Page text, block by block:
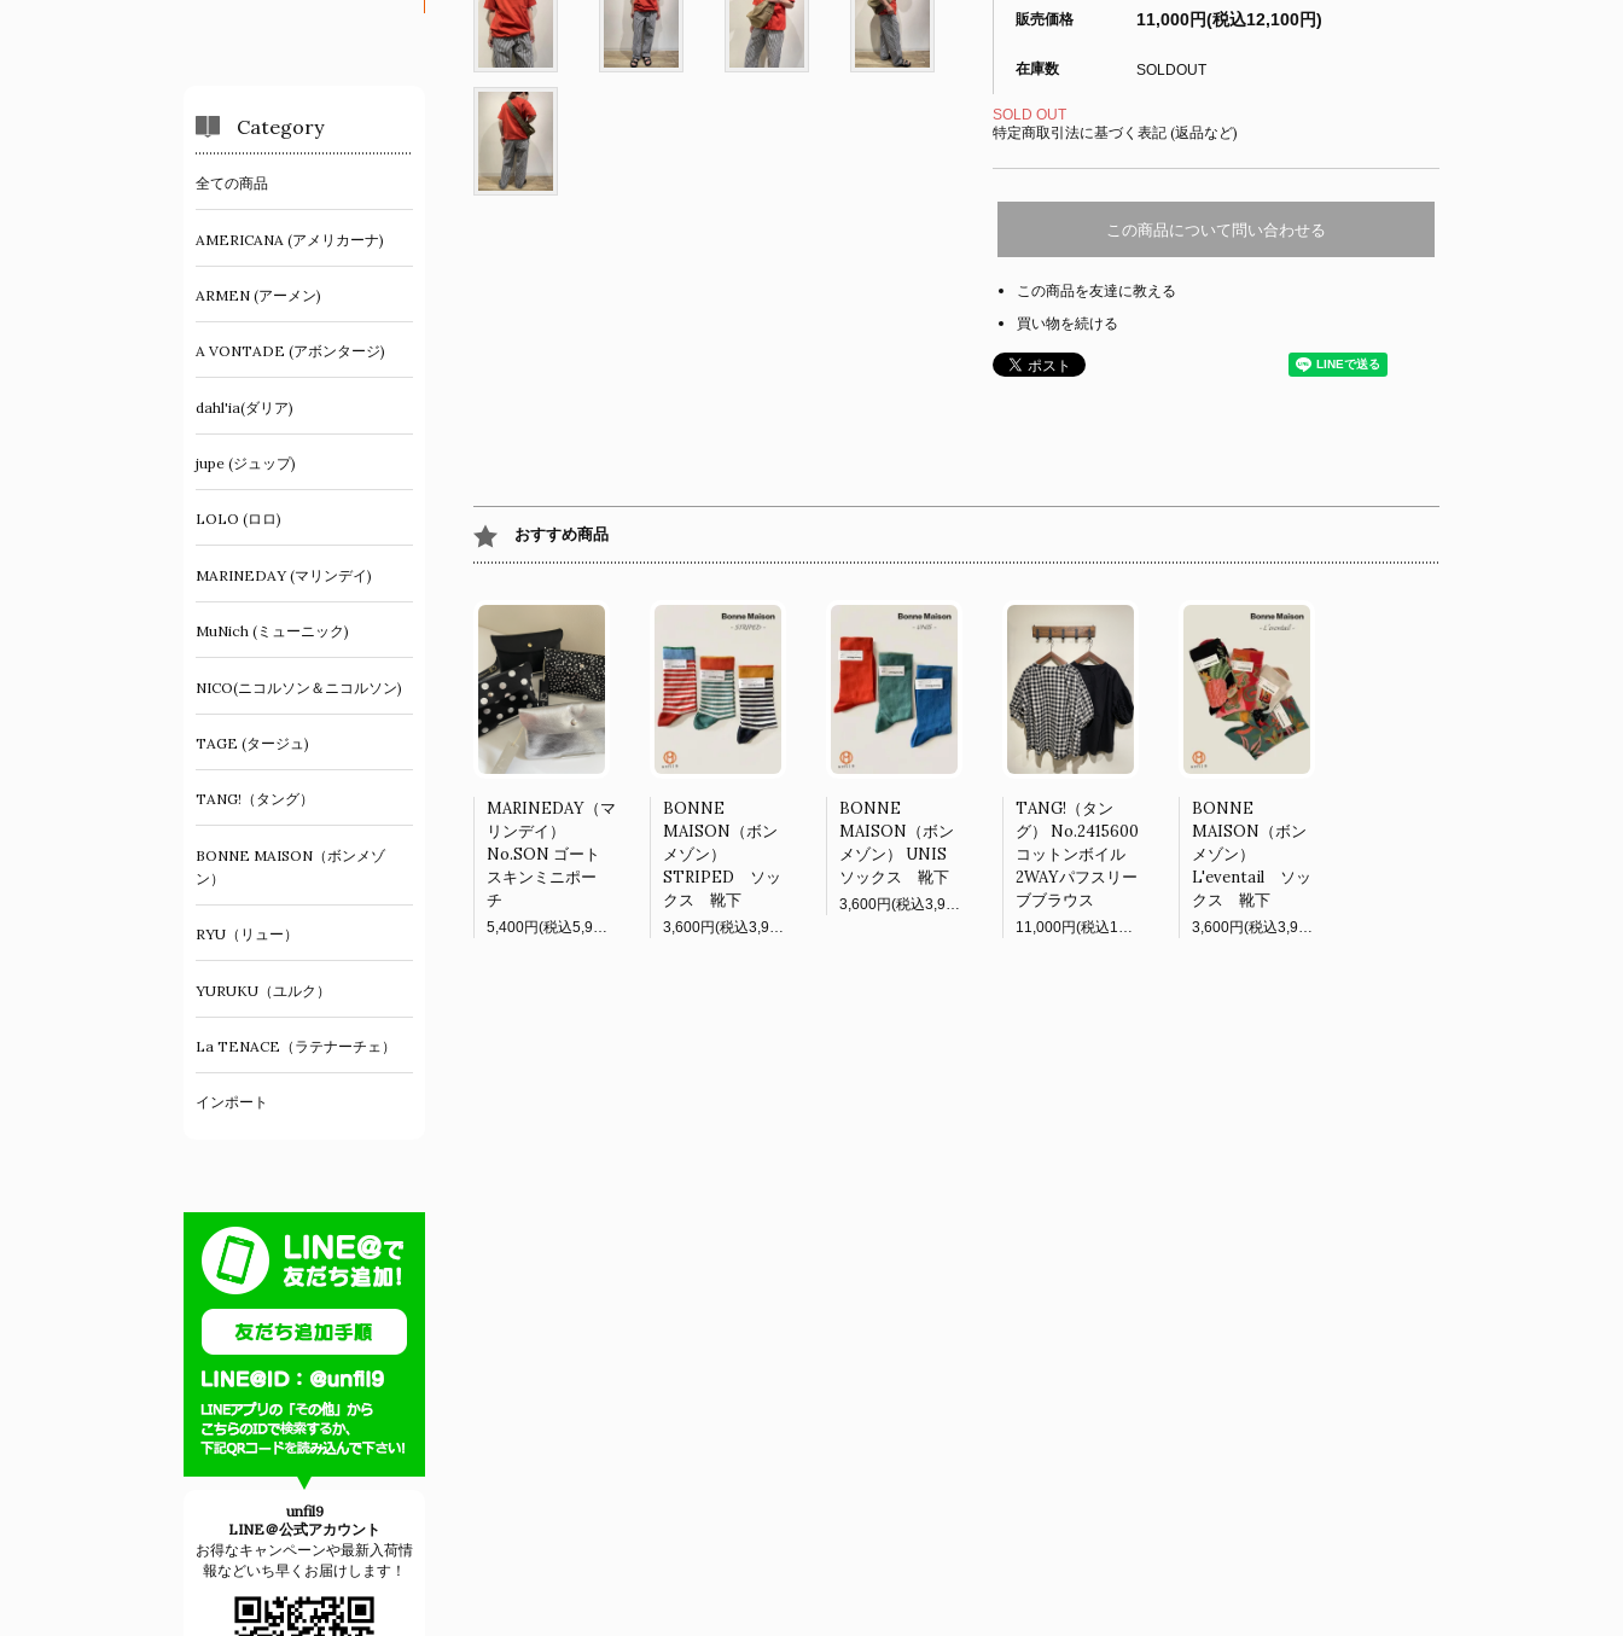
販売価格 11,000円(税込12,100円)
在庫数 SOLDOUT
SOLD OUT
特定商取引法に基づく表記 (返品など)
この商品について問い合わせる
この商品を友達に教える
買い物を続ける
おすすめ商品
MARINEDAY（マ
リンデイ）
No.SON ゴート
スキンミニポー
チ
5,400円(税込5,940円)
BONNE
MAISON（ボン
メゾン）
STRIPED ソッ
クス 靴下
3,600円(税込3,960円)
BONNE
MAISON（ボン
メゾン） UNIS
ソックス 靴下
3,600円(税込3,960円)
TANG!（タン
グ） No.2415600
コットンボイル
2WAYパフスリー
ブブラウス
11,000円(税込12,100円)
BONNE
MAISON（ボン
メゾン）
L'eventail ソッ
クス 靴下
3,600円(税込3,960円)
Category
全ての商品
AMERICANA (アメリカーナ)
ARMEN (アーメン)
A VONTADE (アボンタージ)
dahl'ia(ダリア)
jupe (ジュップ)
LOLO (ロロ)
MARINEDAY (マリンデイ)
MuNich (ミューニック)
NICO(ニコルソン＆ニコルソン)
TAGE (タージュ)
TANG!（タング）
BONNE MAISON（ボンメゾ
ン）
RYU（リュー）
YURUKU（ユルク）
La TENACE（ラテナーチェ）
インポート
unfil9
LINE＠公式アカウント
お得なキャンペーンや最新入荷情
報などいち早くお届けします！